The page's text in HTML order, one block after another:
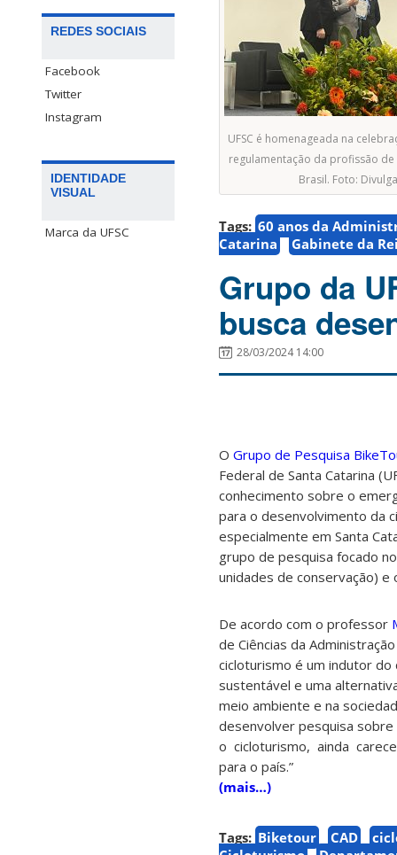
REDES SOCIAIS
Facebook
Twitter
Instagram
IDENTIDADE
VISUAL
Marca da UFSC
UFSC é homenageada na
regulamentação da profissão
Brasil. Foto:
Tags: 60 anos da
Catarina
Gabinete da
Grupo da
busca
28/03/2024 14:00
O Grupo de Pesquisa
Federal de Santa Catarina
conhecimento sobre o
para o desenvolvimento da
especialmente em Santa
grupo de pesquisa focado
unidades de conservação) e
De acordo com o professor
de Ciências da
cicloturismo é um indutor
sustentável e uma
meio ambiente e na
desenvolver pesquisa
o cicloturismo, ainda
para o país.”
(mais…)
Tags: Biketour CAD